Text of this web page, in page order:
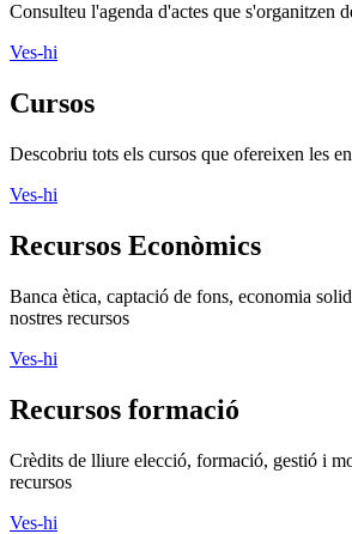
Consulteu l'agenda d'actes que s'organitzen
Ves-hi
Cursos
Descobriu tots els cursos que ofereixen les
Ves-hi
Recursos Econòmics
Banca ètica, captació de fons, economia
nostres recursos
Ves-hi
Recursos formació
Crèdits de lliure elecció, formació, gestió i
recursos
Ves-hi